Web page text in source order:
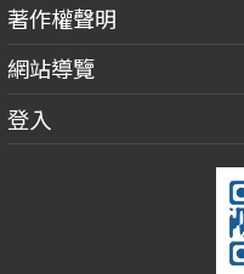
著作權聲明
網站導覽
登入